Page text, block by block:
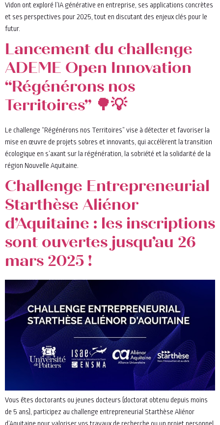
Vidon ont exploré l’IA générative en entreprise, ses applications concrètes
et ses perspectives pour 2025, tout en discutant des enjeux clés pour le
futur.
Lancement du challenge
ADEME Open Innovation
“Régénérons nos
Territoires” 🌳💡
Le challenge “Régénérons nos Territoires” vise à détecter et favoriser la
mise en œuvre de projets sobres et innovants, qui accélèrent la transition
écologique en s’axant sur la régénération, la sobriété et la solidarité de la
région Nouvelle Aquitaine.
Challenge Entrepreneurial
Starthèse Aliénor
d’Aquitaine : les inscriptions
sont ouvertes jusqu’au 26
mars 2025 !
Vous êtes doctorants ou jeunes docteurs (doctorat obtenu depuis moins
de 5 ans), participez au challenge entrepreneurial Starthèse Aliénor